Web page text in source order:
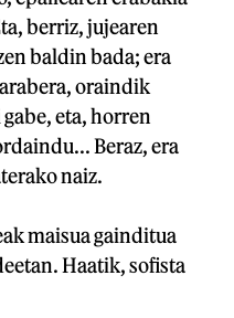
berriz, jujearen
baldin bada; era
oraindik
eta, horren
Beraz, era
naiz.
maisua gainditua
Haatik, sofista